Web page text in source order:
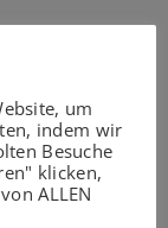
um
indem wir
Besuche
klicken,
ALLEN